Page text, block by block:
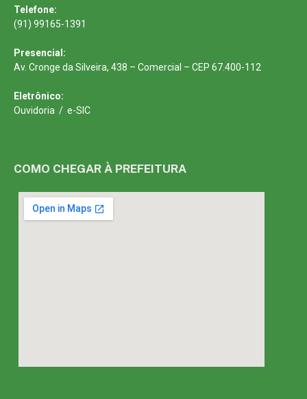
Telefone:
(91) 99165-1391
Presencial:
Av. Cronge da Silveira, 438 – Comercial – CEP 67.400-112
Eletrônico:
Ouvidoria / e-SIC
COMO CHEGAR À PREFEITURA